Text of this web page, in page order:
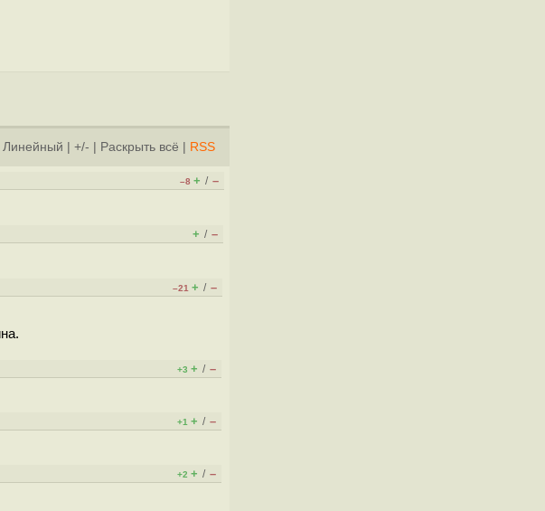
Линейный +/- Раскрыть всё RSS
–8 + / –
+ / –
–21 + / –
+3 + / –
+1 + / –
+2 + / –